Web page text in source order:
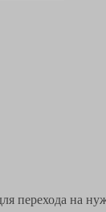
перехода на